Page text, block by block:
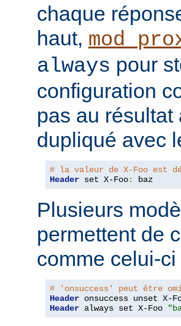
chaque
haut,
always pour
configuration
pas au résultat
dupliqué avec
# la valeur de X-Foo est
Header set X-Foo: baz
Plusieurs
permettent de
comme celui-ci
# 'onsuccess' peut être
Header
Header always set X-Foo